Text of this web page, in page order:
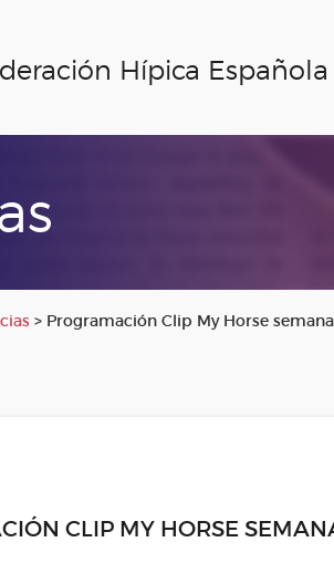
Hípica Española
> Programación Clip My Horse
CLIP MY HORSE